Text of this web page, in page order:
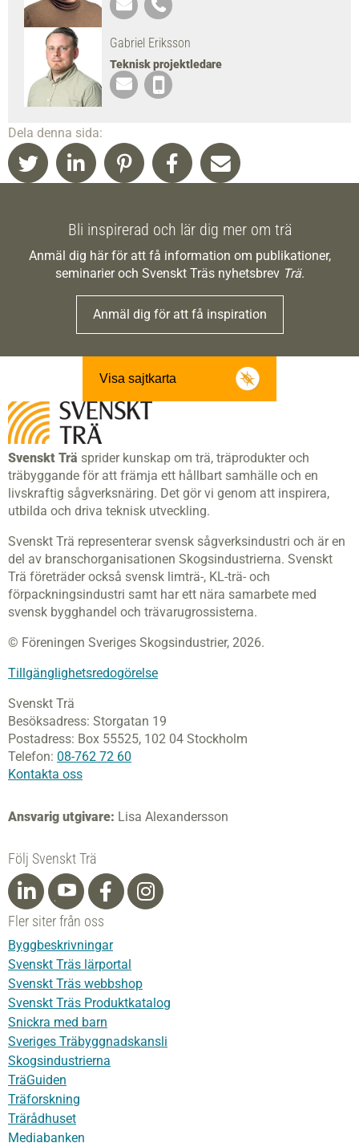
Gabriel Eriksson
Teknisk projektledare
Dela denna sida:
Bli inspirerad och lär dig mer om trä
Anmäl dig här för att få information om publikationer,
seminarier och Svenskt Träs nyhetsbrev Trä.
Anmäl dig för att få inspiration
Visa sajtkarta
Svenskt Trä sprider kunskap om trä, träprodukter och
träbyggande för att främja ett hållbart samhälle och en
livskraftig sågverksnäring. Det gör vi genom att inspirera,
utbilda och driva teknisk utveckling.
Svenskt Trä representerar svensk sågverksindustri och är en
del av branschorganisationen Skogsindustrierna. Svenskt
Trä företräder också svensk limträ-, KL-trä- och
förpackningsindustri samt har ett nära samarbete med
svensk bygghandel och trävarugrossisterna.
© Föreningen Sveriges Skogsindustrier, 2026.
Tillgänglighetsredogörelse
Svenskt Trä
Besöksadress: Storgatan 19
Postadress: Box 55525, 102 04 Stockholm
Telefon: 08-762 72 60
Kontakta oss
Ansvarig utgivare: Lisa Alexandersson
Följ Svenskt Trä
Fler siter från oss
Byggbeskrivningar
Svenskt Träs lärportal
Svenskt Träs webbshop
Svenskt Träs Produktkatalog
Snickra med barn
Sveriges Träbyggnadskansli
Skogsindustrierna
TräGuiden
Träforskning
Trärådhuset
Mediabanken